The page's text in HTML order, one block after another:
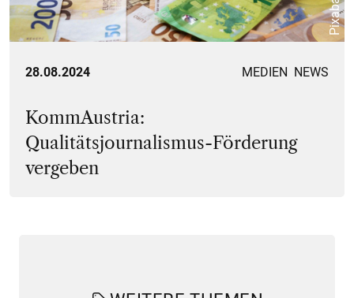
Pixabay
28.08.2024 MEDIEN NEWS
KommAustria:
Qualitätsjournalismus-Förderung
vergeben